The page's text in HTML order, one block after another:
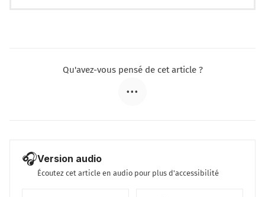
Qu'avez-vous pensé de cet article ?
•••
🎧Version audio
Écoutez cet article en audio pour plus d'accessibilité